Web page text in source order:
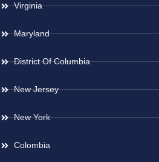
Virginia
Maryland
District Of Columbia
New Jersey
New York
Colombia